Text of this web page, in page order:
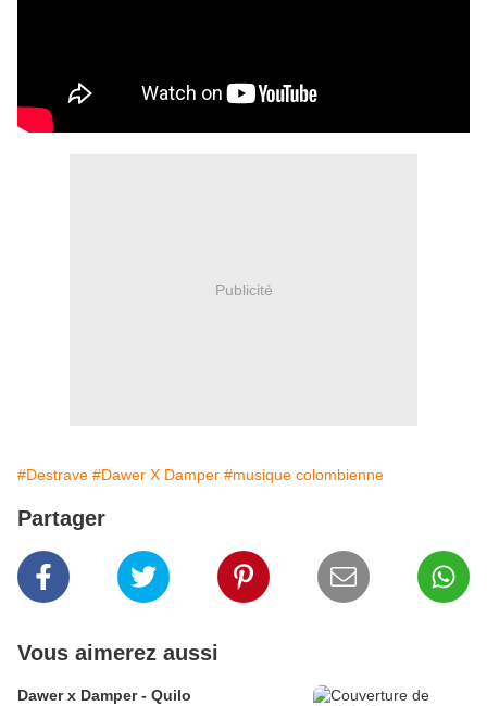
Publicité
#Destrave #Dawer X Damper #musique colombienne
Partager
Vous aimerez aussi
Dawer x Damper - Quilo